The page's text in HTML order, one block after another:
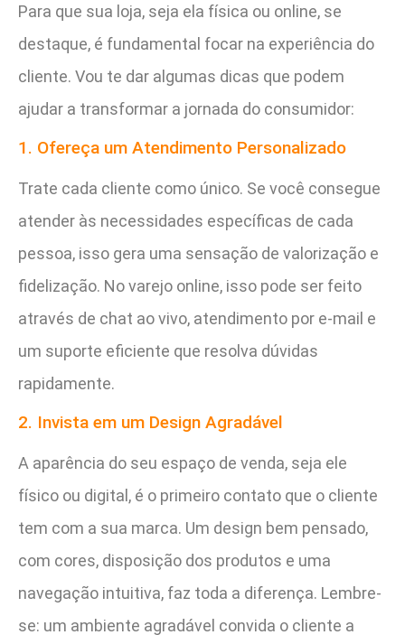
Para que sua loja, seja ela física ou online, se
destaque, é fundamental focar na experiência do
cliente. Vou te dar algumas dicas que podem
ajudar a transformar a jornada do consumidor:
1. Ofereça um Atendimento Personalizado
Trate cada cliente como único. Se você consegue
atender às necessidades específicas de cada
pessoa, isso gera uma sensação de valorização e
fidelização. No varejo online, isso pode ser feito
através de chat ao vivo, atendimento por e-mail e
um suporte eficiente que resolva dúvidas
rapidamente.
2. Invista em um Design Agradável
A aparência do seu espaço de venda, seja ele
físico ou digital, é o primeiro contato que o cliente
tem com a sua marca. Um design bem pensado,
com cores, disposição dos produtos e uma
navegação intuitiva, faz toda a diferença. Lembre-
se: um ambiente agradável convida o cliente a